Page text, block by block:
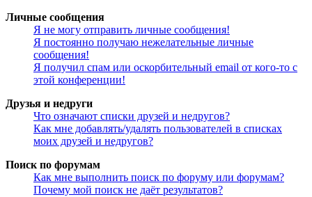
Личные сообщения
Я не могу отправить личные сообщения!
Я постоянно получаю нежелательные личные
сообщения!
Я получил спам или оскорбительный email от кого-то с
этой конференции!
Друзья и недруги
Что означают списки друзей и недругов?
Как мне добавлять/удалять пользователей в списках
моих друзей и недругов?
Поиск по форумам
Как мне выполнить поиск по форуму или форумам?
Почему мой поиск не даёт результатов?